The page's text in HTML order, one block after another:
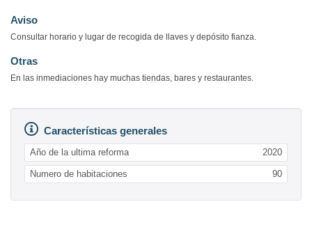
Aviso
Consultar horario y lugar de recogida de llaves y depósito fianza.
Otras
En las inmediaciones hay muchas tiendas, bares y restaurantes.
Características generales
Año de la ultima reforma 2020
Numero de habitaciones 90